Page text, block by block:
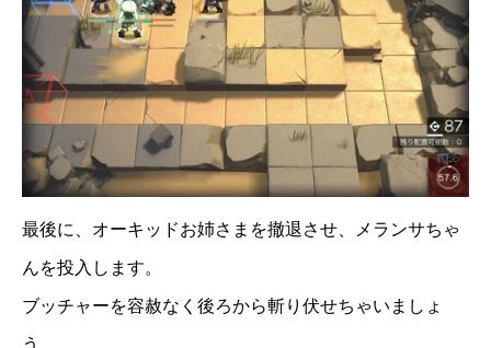
最後に、オーキッドお姉さまを撤退させ、メランサちゃ
んを投入します。
ブッチャーを容赦なく後ろから斬り伏せちゃいましょ
う。